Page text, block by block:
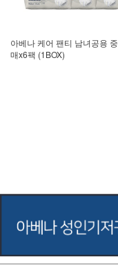
아베나 케어 팬티 남녀공용
매x6팩 (1BOX)